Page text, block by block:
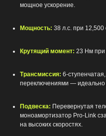
мощное ускорение.
Мощность: 38 л.с. при 12,500
Крутящий момент: 23 Нм при
Трансмиссия: 6-
переключениями — идеально
Подвеска: Перевернутая
моноамортизатор Pro-Link
на высоких скоростях.